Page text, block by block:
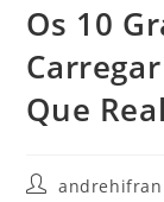
Os 10
Que
andrehifran